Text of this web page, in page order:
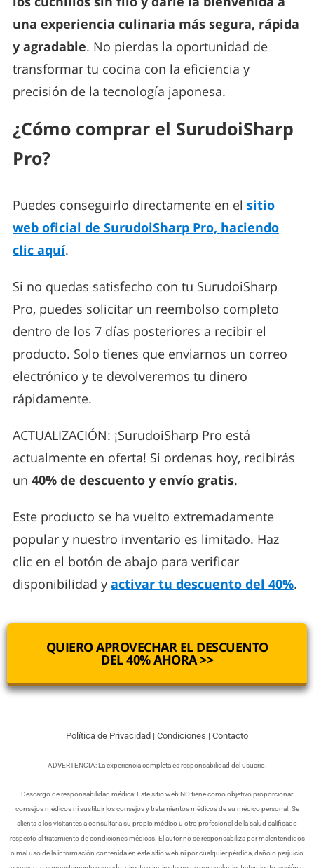
una experiencia culinaria más segura, rápida
y agradable. No pierdas la oportunidad de
transformar tu cocina con la eficiencia y
precisión de la tecnología japonesa.
¿Cómo comprar el SurudoiSharp
Pro?
Puedes conseguirlo directamente en el sitio
web oficial de SurudoiSharp Pro, haciendo
clic aquí.
Si no quedas satisfecho con tu SurudoiSharp
Pro, puedes solicitar un reembolso completo
dentro de los 7 días posteriores a recibir el
producto. Solo tienes que enviarnos un correo
electrónico y te devolveremos tu dinero
rápidamente.
ACTUALIZACIÓN: ¡SurudoiSharp Pro está
actualmente en oferta! Si ordenas hoy, recibirás
un 40% de descuento y envío gratis.
Este producto se ha vuelto extremadamente
popular y nuestro inventario es limitado. Haz
clic en el botón de abajo para verificar
disponibilidad y activar tu descuento del 40%.
QUIERO APROVECHAR EL DESCUENTO
DEL 40% AHORA >>
Política de Privacidad | Condiciones | Contacto
ADVERTENCIA: La experiencia completa es responsabilidad del usuario.
Descargo de responsabilidad médica: Este sitio web NO tiene como objetivo proporcionar
consejos médicos ni sustituir los consejos y tratamientos médicos de su médico personal. Se
alienta a los visitantes a consultar a su propio médico u otro profesional de la salud calificado
respecto al tratamiento de condiciones médicas. El autor no se responsabiliza por malentendidos
o mal uso de la información contenida en este sitio web ni por cualquier pérdida, daño o perjuicio